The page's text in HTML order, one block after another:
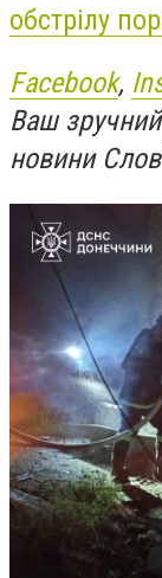
обстрілу
Facebook,
Ваш
новини